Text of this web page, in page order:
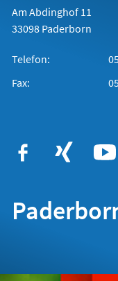
Am Abdinghof 11
33098 Paderborn
Telefon:
Fax: